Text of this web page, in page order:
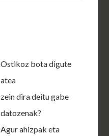
Ostikoz bota digute
atea
zein dira deitu gabe
datozenak?
Agur ahizpak eta